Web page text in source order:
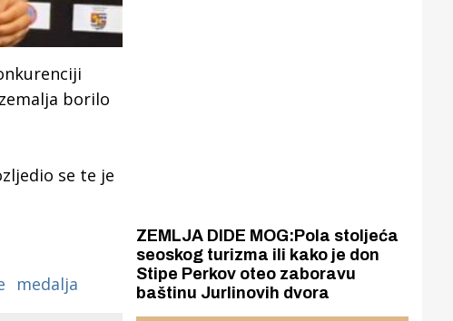
borilo
io se te je
medalja
ZEMLJA DIDE MOG:Pola stoljeća
seoskog turizma ili kako je don
Stipe Perkov oteo zaboravu
baštinu Jurlinovih dvora